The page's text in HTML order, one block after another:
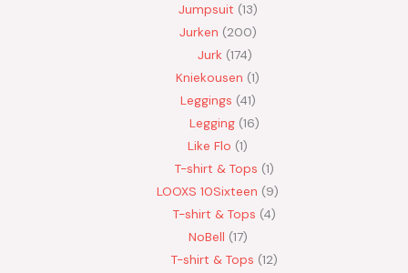
Jumpsuit 13
Jurken 200
Jurk 174
Kniekousen 1
Leggings 41
Legging 16
Like Flo 1
T-shirt & Tops 1
LOOXS 10Sixteen
9
T-shirt & Tops 4
NoBell 17
T-shirt & Tops 12